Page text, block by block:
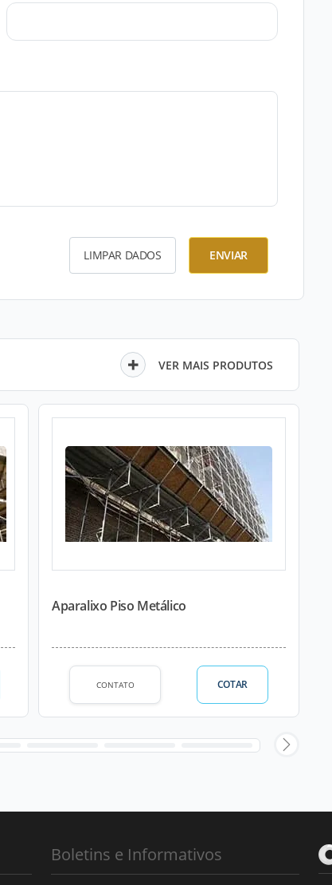
LIMPAR DADOS ENVIAR
VER MAIS PRODUTOS
Aparalixo Piso Metálico
CONTATO COTAR
Boletins e Informativos